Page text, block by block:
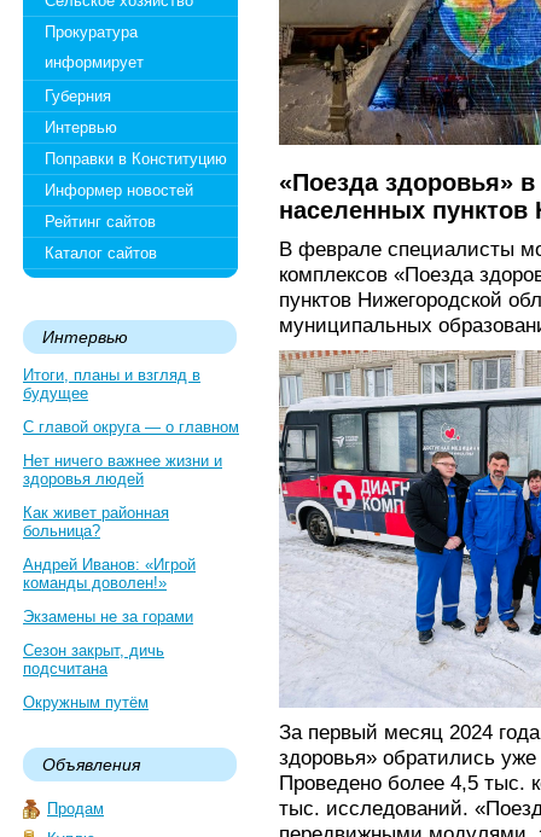
Прокуратура
информирует
Губерния
Интервью
Поправки в Конституцию
Информер новостей
Рейтинг сайтов
Каталог сайтов
Интервью
Итоги, планы и взгляд в
будущее
С главой округа — о главном
Нет ничего важнее жизни и
здоровья людей
Как живет районная
больница?
Андрей Иванов: «Игрой
команды доволен!»
Экзамены не за горами
Сезон закрыт, дичь
подсчитана
Окружным путём
Объявления
Продам
«Поезда здоровья»
населенных пунктов
В феврале специалисты
комплексов «Поезда
пунктов Нижегородской
муниципальных
За первый месяц 2024
здоровья» обратились
Проведено более 4,5 тыс.
тыс. исследований.